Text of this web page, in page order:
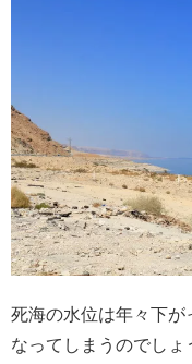
死海の水位は年々下が
なってしまうのでしょ